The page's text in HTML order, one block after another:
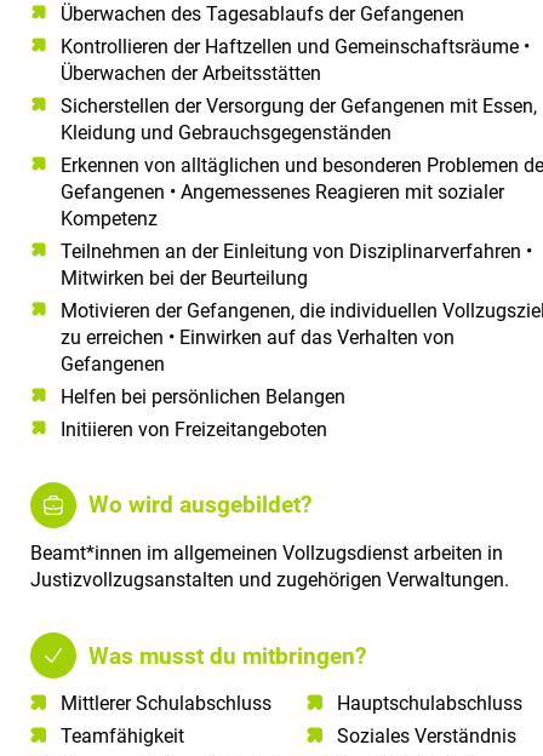
Überwachen des Tagesablaufs der Gefangenen
Kontrollieren der Haftzellen und Gemeinschaftsräume •
Überwachen der Arbeitsstätten
Sicherstellen der Versorgung der Gefangenen mit Essen,
Kleidung und Gebrauchsgegenständen
Erkennen von alltäglichen und besonderen Problemen
Gefangenen • Angemessenes Reagieren mit sozialer
Kompetenz
Teilnehmen an der Einleitung von Disziplinarverfahren •
Mitwirken bei der Beurteilung
Motivieren der Gefangenen, die individuellen
zu erreichen • Einwirken auf das Verhalten von
Gefangenen
Helfen bei persönlichen Belangen
Initiieren von Freizeitangeboten
Wo wird ausgebildet?
Beamt*innen im allgemeinen Vollzugsdienst arbeiten in
Justizvollzugsanstalten und zugehörigen Verwaltungen.
Was musst du mitbringen?
Mittlerer Schulabschluss​
Teamfähigkeit​
Hauptschulabschluss
Soziales Verständnis